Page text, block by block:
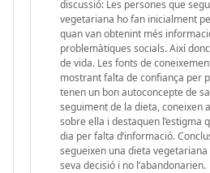
discussió: Les persones que
vegetariana ho fan inicialment
quan van obtenint més
problemàtiques socials. Així
de vida. Les fonts de
mostrant falta de confiança per
tenen un bon autoconcepte de
seguiment de la dieta, coneixen
sobre ella i destaquen l’estigma
dia per falta d’informació.
segueixen una dieta
seva decisió i no l’abandonarien.